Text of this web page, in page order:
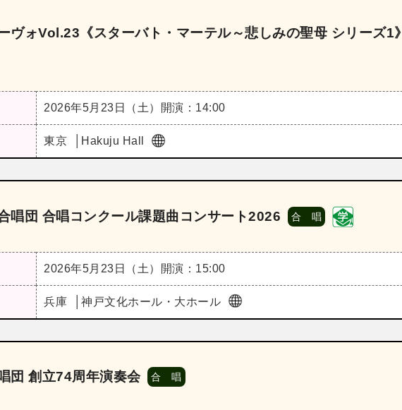
ヴォVol.23《スターバト・マーテル～悲しみの聖母 シリーズ1》
2026年5月23日（土） 開演：14:00
東京 Hakuju Hall
唱団 合唱コンクール課題曲コンサート2026 合 唱
2026年5月23日（土） 開演：15:00
兵庫 神戸文化ホール・大ホール
団 創立74周年演奏会 合 唱